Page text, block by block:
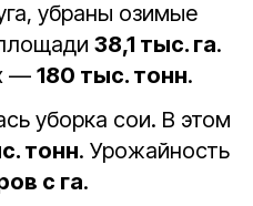
убраны озимые
38,1 тыс. га.
— 180 тыс. тонн.
уборка сои. В этом
тонн. Урожайность
с га.